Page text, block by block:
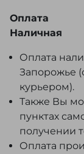
Оплата
Наличная
Оплата
Запорожье
курьером).
Также Вы
пунктах
получении
Оплата